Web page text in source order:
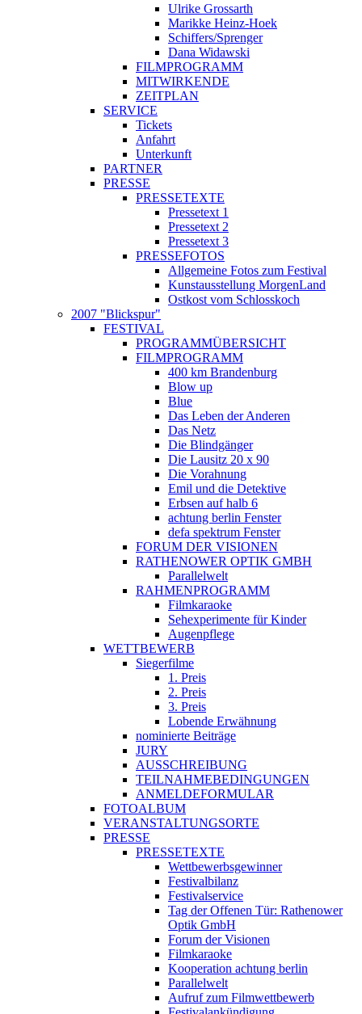
Ulrike Grossarth
Marikke Heinz-Hoek
Schiffers/Sprenger
Dana Widawski
FILMPROGRAMM
MITWIRKENDE
ZEITPLAN
SERVICE
Tickets
Anfahrt
Unterkunft
PARTNER
PRESSE
PRESSETEXTE
Pressetext 1
Pressetext 2
Pressetext 3
PRESSEFOTOS
Allgemeine Fotos zum Festival
Kunstausstellung MorgenLand
Ostkost vom Schlosskoch
2007 "Blickspur"
FESTIVAL
PROGRAMMÜBERSICHT
FILMPROGRAMM
400 km Brandenburg
Blow up
Blue
Das Leben der Anderen
Das Netz
Die Blindgänger
Die Lausitz 20 x 90
Die Vorahnung
Emil und die Detektive
Erbsen auf halb 6
achtung berlin Fenster
defa spektrum Fenster
FORUM DER VISIONEN
RATHENOWER OPTIK GMBH
Parallelwelt
RAHMENPROGRAMM
Filmkaraoke
Sehexperimente für Kinder
Augenpflege
WETTBEWERB
Siegerfilme
1. Preis
2. Preis
3. Preis
Lobende Erwähnung
nominierte Beiträge
JURY
AUSSCHREIBUNG
TEILNAHMEBEDINGUNGEN
ANMELDEFORMULAR
FOTOALBUM
VERANSTALTUNGSORTE
PRESSE
PRESSETEXTE
Wettbewerbsgewinner
Festivalbilanz
Festivalservice
Tag der Offenen Tür: Rathenower
Optik GmbH
Forum der Visionen
Filmkaraoke
Kooperation achtung berlin
Parallelwelt
Aufruf zum Filmwettbewerb